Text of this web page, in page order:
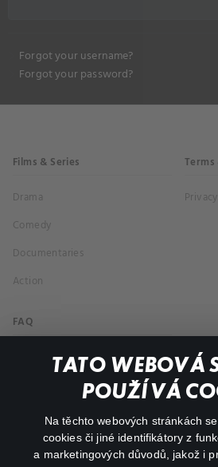
TATO WEBOVÁ
POUŽÍVÁ
Na těchto webových stránkách
cookies či jiné identifikátory z
a marketingových důvodů, jakož i
Forgot your username?
Forgot your password?
Films & Series
Drama
Comedy
Documentaries
Action
FAQ
My profile
facebook